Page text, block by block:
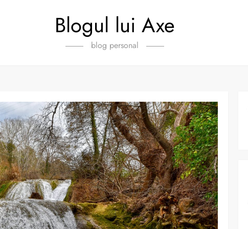
Blogul lui Axe
blog personal